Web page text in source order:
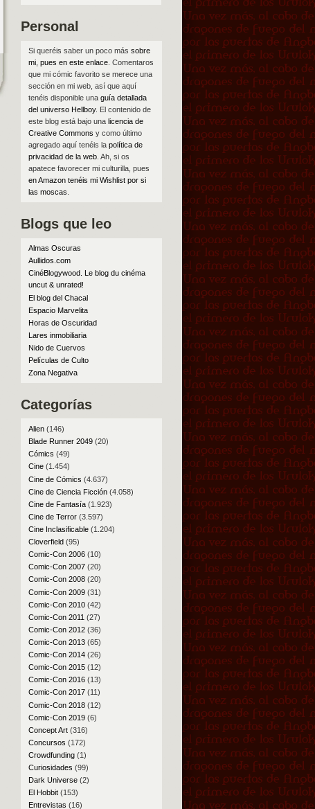
Personal
Si queréis saber un poco más sobre
mi, pues en este enlace. Comentaros
que mi cómic favorito se merece una
sección en mi web, así que aquí
tenéis disponible una guía detallada
del universo Hellboy. El contenido de
este blog está bajo una licencia de
Creative Commons y como último
agregado aquí tenéis la política de
privacidad de la web. Ah, si os
apatece favorecer mi culturilla, pues
en Amazon tenéis mi Wishlist por si
las moscas
Blogs que leo
Almas Oscuras
Aullidos.com
CinéBlogywood. Le blog du cinéma
uncut & unrated!
El blog del Chacal
Espacio Marvelita
Horas de Oscuridad
Lares inmobiliaria
Nido de Cuervos
Películas de Culto
Zona Negativa
Categorías
Alien(146)
Blade Runner 2049(20)
Cómics (49)
Cine(1.454)
Cine de Cómics (4.637)
Cine de Ciencia Ficción(4.058)
Cine de Fantasía(1.923)
Cine de Terror(3.597)
Cine Inclasificable(1.204)
Cloverfield(95)
Comic-Con 2006(10)
Comic-Con 2007(20)
Comic-Con 2008(20)
Comic-Con 2009(31)
Comic-Con 2010(42)
Comic-Con 2011 (27)
Comic-Con 2012(36)
Comic-Con 2013(65)
Comic-Con 2014(26)
Comic-Con 2015(12)
Comic-Con 2016(13)
Comic-Con 2017(11)
Comic-Con 2018(12)
Comic-Con 2019(6)
Concept Art(316)
Concursos (172)
Crowdfunding(1)
Curiosidades (99)
Dark Universe(2)
El Hobbit(153)
Entrevistas (16)